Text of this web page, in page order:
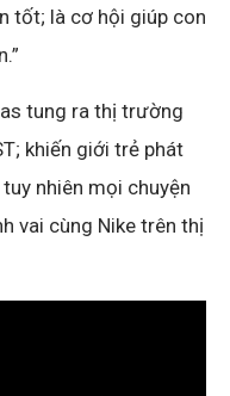
tốt; là cơ hội giúp con
tung ra thị trường
khiến giới trẻ phát
nhiên mọi chuyện
vai cùng Nike trên thị